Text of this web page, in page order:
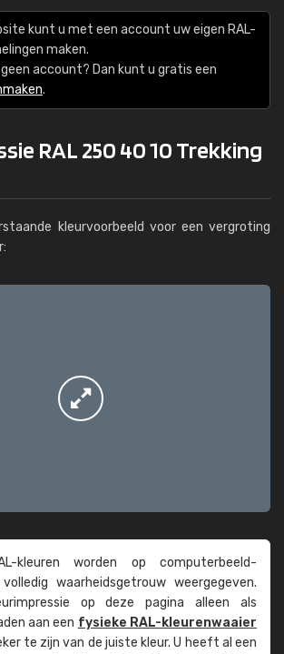
kunt u met een account uw eigen RAL-
maken.
account? Dan kunt u gratis een
.
RAL 250 40 10 Trekking
kleurvoorbeeld voor een vergroting
kleuren worden op computer­beeld­
waarheids­­getrouw weer­gegeven.
op deze pagina alleen als
aan een fysieke RAL-kleuren­waaier
te zijn van de juiste kleur. U heeft al een